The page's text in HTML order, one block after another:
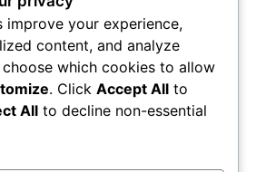
Lemari Kapsul untuk Berbagai
Cukup dalam Menunjang
Kebugaran
Jadwal Perawatan Diri
improve your experience,
content, and analyze
which cookies to allow
. Click Accept All to
All to decline non-essential